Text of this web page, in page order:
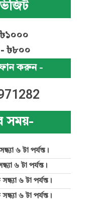
৳৮০০
ফোন করুন -
সময়-
৬ টা পর্যন্ত।
৬ টা পর্যন্ত।
৬ টা পর্যন্ত।
৬ টা পর্যন্ত।